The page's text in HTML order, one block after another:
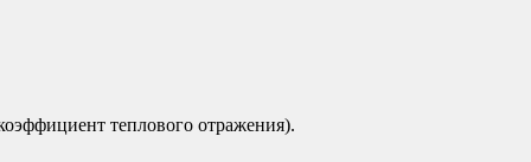
теплового отражения).